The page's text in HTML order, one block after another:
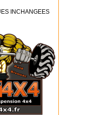
INCHANGEES